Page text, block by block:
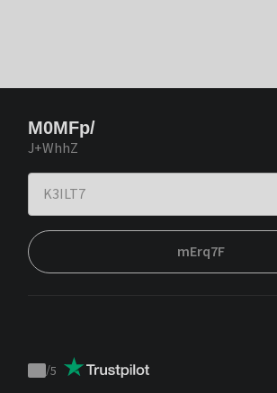
M0MFp/
J+WhhZ
mErq7F
Trustpilot
/5